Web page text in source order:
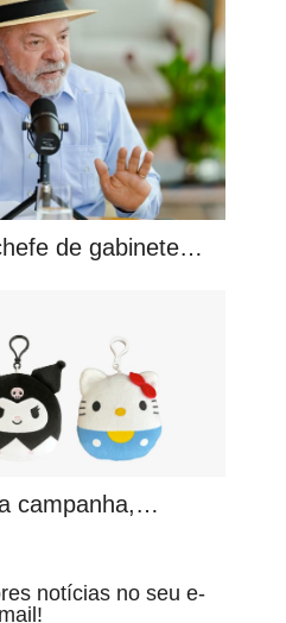
de gabinete…
campanha,…
notícias no seu e-
mail!